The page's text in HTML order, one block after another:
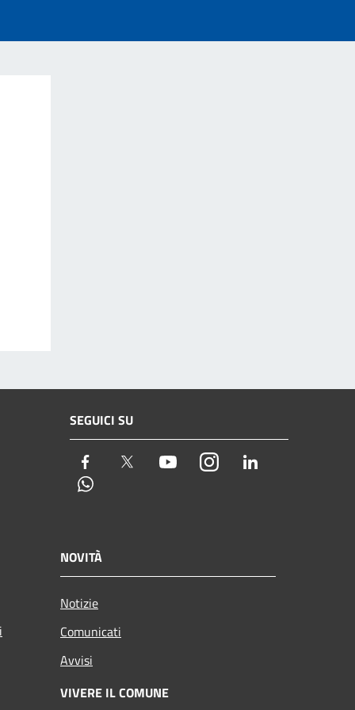
SEGUICI SU
Facebook Twitter YoutubeInstagram
NOVITÀ
Notizie
Comunicati
Avvisi
VIVERE IL COMUNE